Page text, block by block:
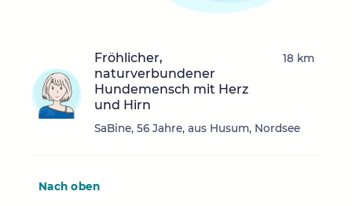
Fröhlicher,
naturverbundener
Hundemensch mit Herz
und Hirn
SaBine, 56 Jahre, aus Husum, Nordsee
18 km
Nach oben